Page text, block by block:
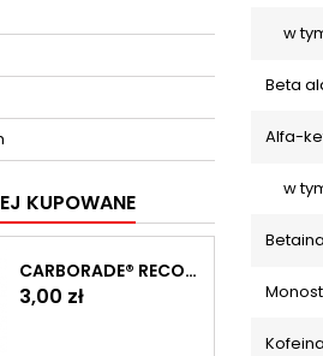
KUPOWANE
CARBORADE® RECOVERY BAR 40 G
Cena
3,00 zł
w
Beta
Alfa-
w
Betaina
Kofeina